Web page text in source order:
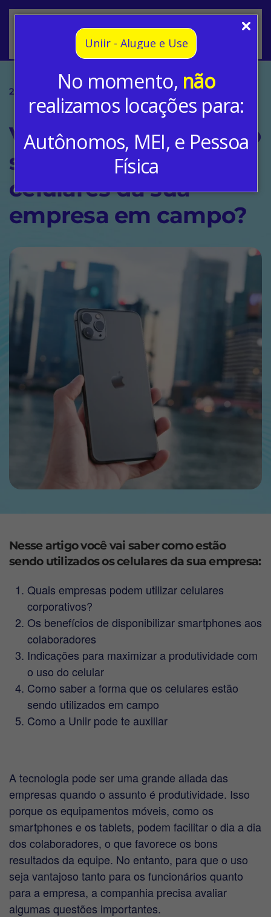
Uniir - Alugue e Use
No momento, não
realizamos locações para:
Autônomos, MEI, e Pessoa
Física
Skip to main content
29 mar, 2021 Notícias
Você sabe como estão
sendo utilizados os
celulares da sua
empresa em campo?
Nesse artigo você vai saber como estão
sendo utilizados os celulares da sua empresa:
Quais empresas podem utilizar celulares
corporativos?
Os benefícios de disponibilizar smartphones aos
colaboradores
Indicações para maximizar a produtividade com
o uso do celular
Como saber a forma que os celulares estão
sendo utilizados em campo
Como a Uniir pode te auxiliar
A tecnologia pode ser uma grande aliada das
empresas quando o assunto é produtividade. Isso
porque os equipamentos móveis, como os
smartphones e os tablets, podem facilitar o dia a dia
dos colaboradores, o que favorece os bons
resultados da equipe. No entanto, para que o uso
seja vantajoso tanto para os funcionários quanto
para a empresa, a companhia precisa avaliar
algumas questões importantes.